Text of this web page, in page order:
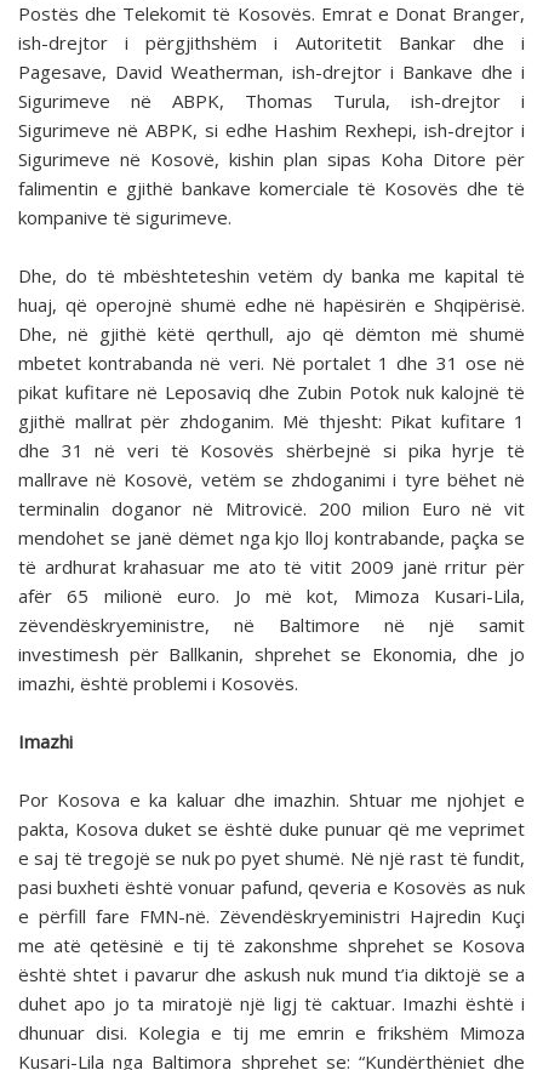
Postës dhe Telekomit të Kosovës. Emrat e Donat Branger,
ish-drejtor i përgjithshëm i Autoritetit Bankar dhe i
Pagesave, David Weatherman, ish-drejtor i Bankave dhe i
Sigurimeve në ABPK, Thomas Turula, ish-drejtor i
Sigurimeve në ABPK, si edhe Hashim Rexhepi, ish-drejtor i
Sigurimeve në Kosovë, kishin plan sipas Koha Ditore për
falimentin e gjithë bankave komerciale të Kosovës dhe të
kompanive të sigurimeve.
Dhe, do të mbështeteshin vetëm dy banka me kapital të
huaj, që operojnë shumë edhe në hapësirën e Shqipërisë.
Dhe, në gjithë këtë qerthull, ajo që dëmton më shumë
mbetet kontrabanda në veri. Në portalet 1 dhe 31 ose në
pikat kufitare në Leposaviq dhe Zubin Potok nuk kalojnë të
gjithë mallrat për zhdoganim. Më thjesht: Pikat kufitare 1
dhe 31 në veri të Kosovës shërbejnë si pika hyrje të
mallrave në Kosovë, vetëm se zhdoganimi i tyre bëhet në
terminalin doganor në Mitrovicë. 200 milion Euro në vit
mendohet se janë dëmet nga kjo lloj kontrabande, paçka se
të ardhurat krahasuar me ato të vitit 2009 janë rritur për
afër 65 milionë euro. Jo më kot, Mimoza Kusari-Lila,
zëvendëskryeministre, në Baltimore në një samit
investimesh për Ballkanin, shprehet se Ekonomia, dhe jo
imazhi, është problemi i Kosovës.
Imazhi
Por Kosova e ka kaluar dhe imazhin. Shtuar me njohjet e
pakta, Kosova duket se është duke punuar që me veprimet
e saj të tregojë se nuk po pyet shumë. Në një rast të fundit,
pasi buxheti është vonuar pafund, qeveria e Kosovës as nuk
e përfill fare FMN-në. Zëvendëskryeministri Hajredin Kuçi
me atë qetësinë e tij të zakonshme shprehet se Kosova
është shtet i pavarur dhe askush nuk mund t’ia diktojë se a
duhet apo jo ta miratojë një ligj të caktuar. Imazhi është i
dhunuar disi. Kolegia e tij me emrin e frikshëm Mimoza
Kusari-Lila nga Baltimora shprehet se: “Kundërthëniet dhe